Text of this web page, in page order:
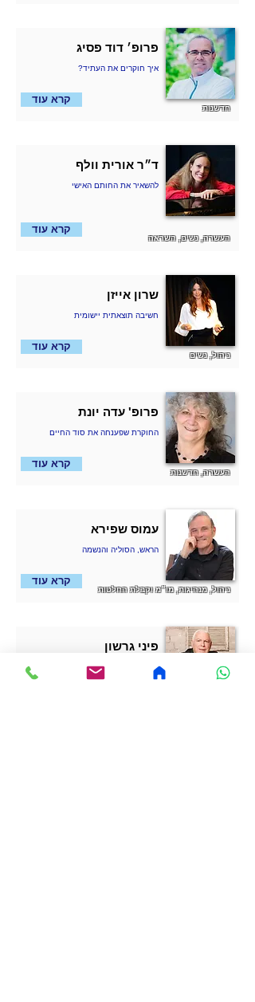
קרא עוד
חדשנות
פרופ׳ דוד פסיג
?איך חוקרים את העתיד
קרא עוד
העשרה, נשים, השראה
ד״ר אורית וולף
להשאיר את החותם האישי
קרא עוד
ניהול, נשים
שרון אייזן
חשיבה תוצאתית יישומית
קרא עוד
העשרה, חדשנות
פרופ' עדה יונת
החוקרת שפענחה את סוד החיים
קרא עוד
ניהול, מנהיגות, מו״מ וקבלת החלטות
עמוס שפירא
הראש, הסוליה והנשמה
פיני גרשון
להוביל למצוינות: סודות הניהול מחדר
ההלבשה